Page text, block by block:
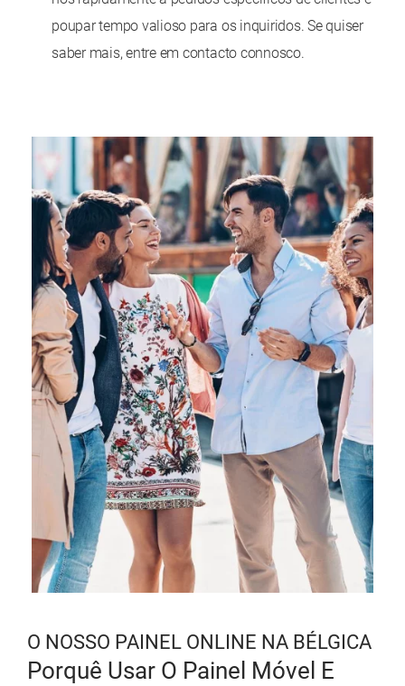
poupar tempo valioso para os inquiridos. Se quiser
saber mais, entre em contacto connosco.
O NOSSO PAINEL ONLINE NA BÉLGICA
Porquê Usar O Painel Móvel E